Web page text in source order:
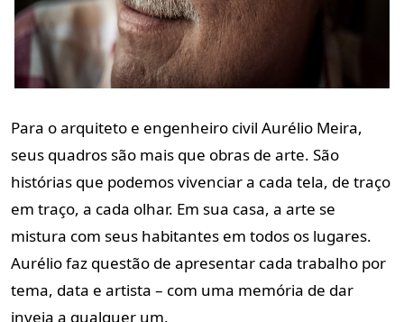
Para o arquiteto e engenheiro civil Aurélio Meira,
seus quadros são mais que obras de arte. São
histórias que podemos vivenciar a cada tela, de traço
em traço, a cada olhar. Em sua casa, a arte se
mistura com seus habitantes em todos os lugares.
Aurélio faz questão de apresentar cada trabalho por
tema, data e artista – com uma memória de dar
inveja a qualquer um.